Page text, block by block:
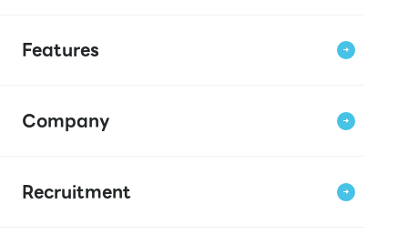
Features
Company
Recruitment